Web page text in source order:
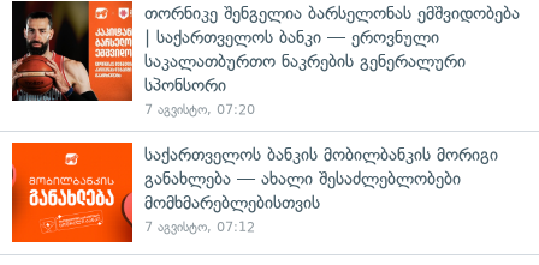
თორნიკე შენგელია ბარსელონას ემშვიდობება
| საქართველოს ბანკი — ეროვნული
საკალათბურთო ნაკრების გენერალური
სპონსორი
7 აგვისტო, 07:20
საქართველოს ბანკის მობილბანკის მორიგი
განახლება — ახალი შესაძლებლობები
მომხმარებლებისთვის
7 აგვისტო, 07:12